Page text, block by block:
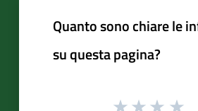
Quanto sono chiare le
su questa pagina?